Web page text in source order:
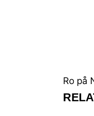
Ro på